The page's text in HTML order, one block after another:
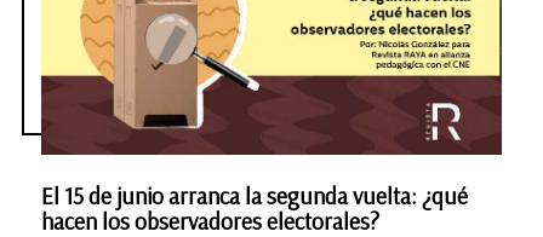
El 15 de junio arranca la segunda vuelta: ¿qué
hacen los observadores electorales?